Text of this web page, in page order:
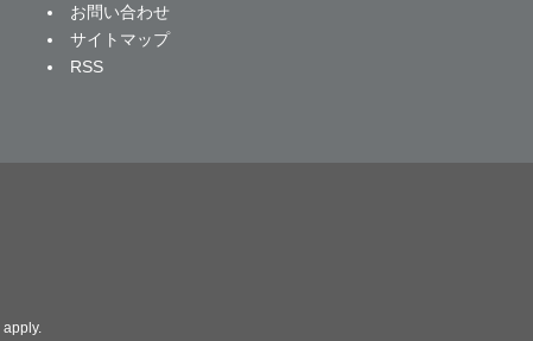
お問い合わせ
サイトマップ
RSS
apply.